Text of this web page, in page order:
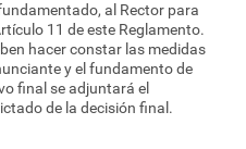
al Rector para
11 de este Reglamento.
hacer constar las medidas
y el fundamento de
final se adjuntará el
de la decisión final.